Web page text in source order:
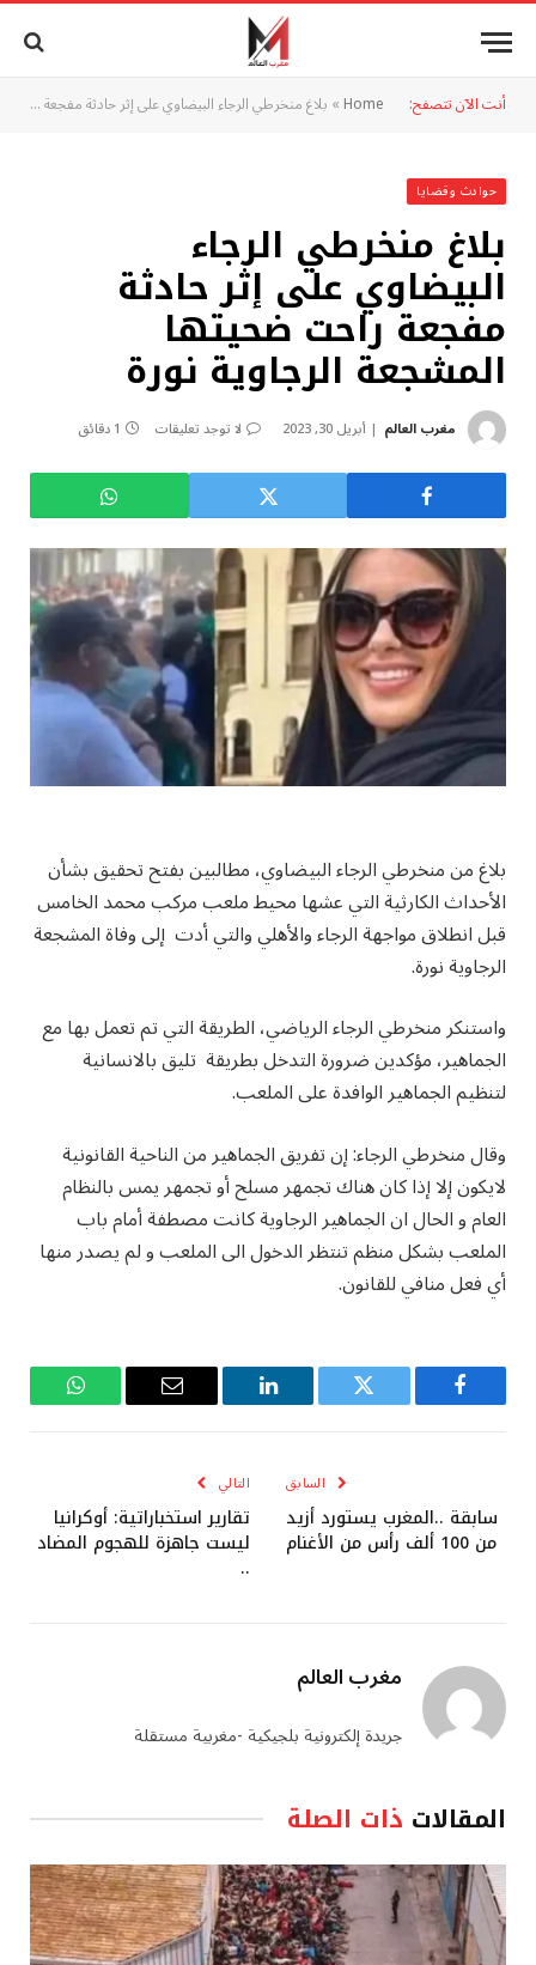
أنت الآن تتصفح: Home
» بلاغ منخرطي الرجاء البيضاوي على إثر حادثة مفجعة راحت ضحيتها المشجعة الرجاوية نورة
حوادث وقضايا
بلاغ منخرطي الرجاء
البيضاوي على إثر حادثة
مفجعة راحت ضحيتها
المشجعة الرجاوية نورة
مغرب العالم أبريل 30, 2023 لا توجد تعليقات 1 دقائق
بلاغ من منخرطي الرجاء البيضاوي، مطالبين بفتح تحقيق بشأن
الأحداث الكارثية التي عشها محيط ملعب مركب محمد الخامس
قبل انطلاق مواجهة الرجاء والأهلي والتي أدت إلى وفاة المشجعة
الرجاوية نورة.
واستنكر منخرطي الرجاء الرياضي، الطريقة التي تم تعمل بها مع
الجماهير، مؤكدين ضرورة التدخل بطريقة تليق بالانسانية
لتنظيم الجماهير الوافدة على الملعب.
وقال منخرطي الرجاء: إن تفريق الجماهير من الناحية القانونية
لايكون إلا إذا كان هناك تجمهر مسلح أو تجمهر يمس بالنظام
العام و الحال ان الجماهير الرجاوية كانت مصطفة أمام باب
الملعب بشكل منظم تنتظر الدخول الى الملعب و لم يصدر منها
أي فعل منافي للقانون.
فيسبوك تويتر لينكدإن
البريد
واتساب
السابق
سابقة ..المغرب يستورد أزيد
من 100 ألف رأس من الأغنام
التالي
تقارير استخباراتية: أوكرانيا
ليست جاهزة للهجوم المضاد
..
مغرب العالم
جريدة إلكترونية بلجيكية -مغربية مستقلة
المقالات ذات الصلة